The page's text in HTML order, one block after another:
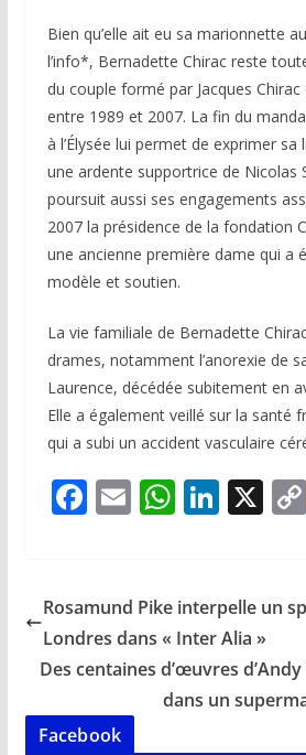
Bien qu’elle ait eu sa marionnette
l’info*, Bernadette Chirac reste
du couple formé par Jacques
entre 1989 et 2007. La fin du
à l’Élysée lui permet de exprimer
une ardente supportrice de Nicolas
poursuit aussi ses engagements
2007 la présidence de la fondation
une ancienne première dame qui a
modèle et soutien.
La vie familiale de Bernadette
drames, notamment l’anorexie de
Laurence, décédée subitement en
Elle a également veillé sur la santé
qui a subi un accident vasculaire
F
b
o
o
k
E
l
W
s
A
p
p
Li
e
dI
n
X
Rosamund Pike interpelle un
Londres dans « Inter Alia »
Des centaines d’œuvres
dans un
Facebook